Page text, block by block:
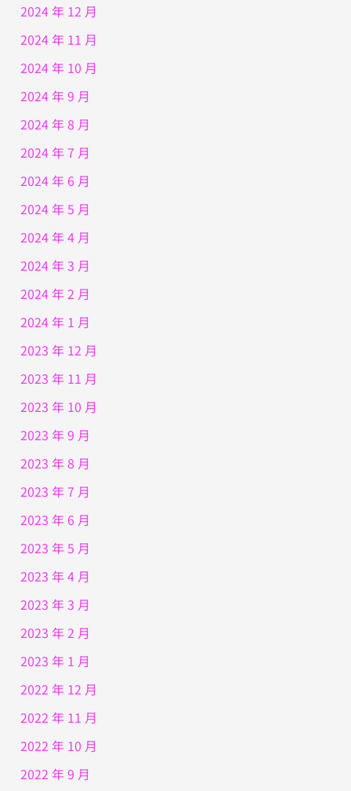
2024 年 12 月
2024 年 11 月
2024 年 10 月
2024 年 9 月
2024 年 8 月
2024 年 7 月
2024 年 6 月
2024 年 5 月
2024 年 4 月
2024 年 3 月
2024 年 2 月
2024 年 1 月
2023 年 12 月
2023 年 11 月
2023 年 10 月
2023 年 9 月
2023 年 8 月
2023 年 7 月
2023 年 6 月
2023 年 5 月
2023 年 4 月
2023 年 3 月
2023 年 2 月
2023 年 1 月
2022 年 12 月
2022 年 11 月
2022 年 10 月
2022 年 9 月